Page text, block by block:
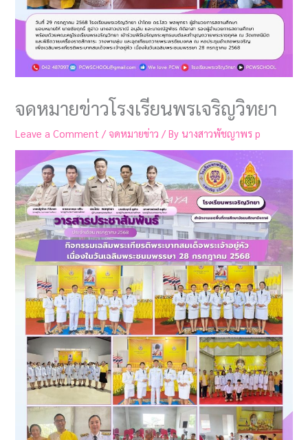
จดหมายข่าวโรงเรียนพรเจริญวิทยา
Leave a Comment / จดหมายข่าว / Byนางสาวพัชญาพร p